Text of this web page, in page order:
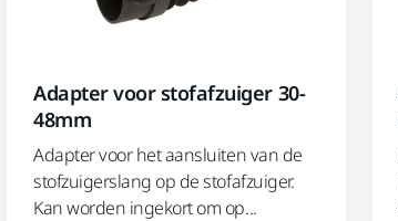
Adapter voor stofafzuiger 30-
48mm
Adapter voor het aansluiten van de
stofzuigerslang op de stofafzuiger.
Kan worden ingekort om op...